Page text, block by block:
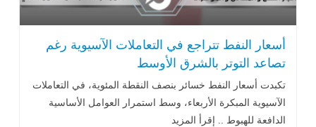
أسعار النفط تتراجع في التعاملات الآسيوية رغم
تصاعد التوتر بالشرق الأوسط
تكبدت أسعار النفط خسائر بنصف النقطة المئوية، في التعاملات
الآسيوية المبكرة الأربعاء، وسط استمرار العوامل الأساسية
الدافعة للهبوط .. إقرأ المزيد